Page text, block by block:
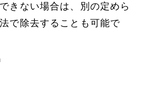
きない場合は、別の定めら
で除去することも可能で